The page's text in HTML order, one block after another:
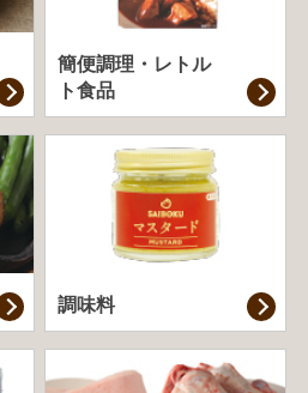
簡便調理・ レトル
ト食品
調味料